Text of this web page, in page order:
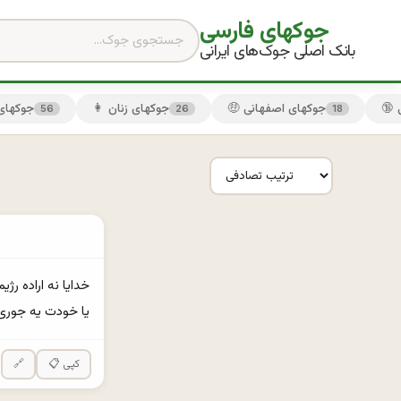
جوکهای فارسی
بانک اصلی جوک‌های ایرانی
😏 56 👩 جوکهای زنان 26 🤑 جوکهای اصفهانی 18
يا خودت يه
🔗 📋 کپی